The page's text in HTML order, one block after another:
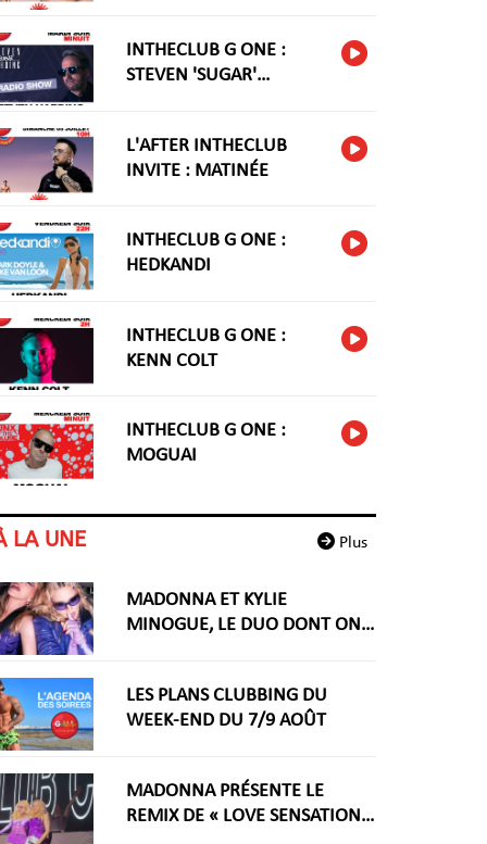
INTHECLUB G ONE :
STEVEN 'SUGAR'
L'AFTER INTHECLUB
INVITE : MATINÉE
INTHECLUB G ONE :
HEDKANDI
INTHECLUB G ONE :
KENN COLT
INTHECLUB G ONE :
MOGUAI
Plus
LA UNE
MADONNA ET KYLIE
MINOGUE, LE DUO DONT ON
LES PLANS CLUBBING DU
WEEK-END DU 7/9 AOÛT
MADONNA PRÉSENTE LE
REMIX DE « LOVE SENSATION »